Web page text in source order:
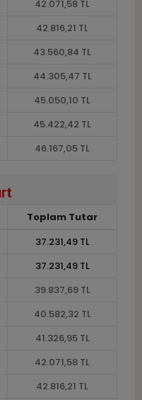
42.071,58 TL
42.816,21 TL
43.560,84 TL
44.305,47 TL
45.050,10 TL
45.422,42 TL
46.167,05 TL
Toplam Tutar
37.231,49 TL
37.231,49 TL
39.837,69 TL
40.582,32 TL
41.326,95 TL
42.071,58 TL
42.816,21 TL